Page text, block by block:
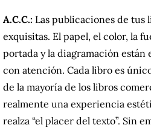
A.C.C.: Las publicaciones de tus
exquisitas. El papel, el color, la
portada y la diagramación están
con atención. Cada libro es
de la mayoría de los libros
realmente una experiencia
realza “el placer del texto”. Sin